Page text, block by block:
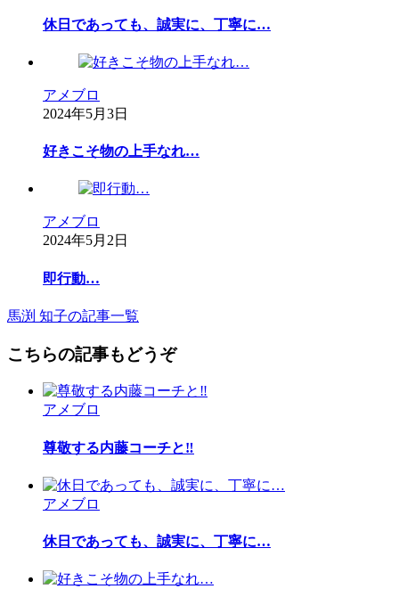
休日であっても、誠実に、丁寧に…
アメブロ
2024年5月3日
好きこそ物の上手なれ…
アメブロ
2024年5月2日
即行動…
馬渕 知子の記事一覧
こちらの記事もどうぞ
アメブロ
尊敬する内藤コーチと‼︎
アメブロ
休日であっても、誠実に、丁寧に…